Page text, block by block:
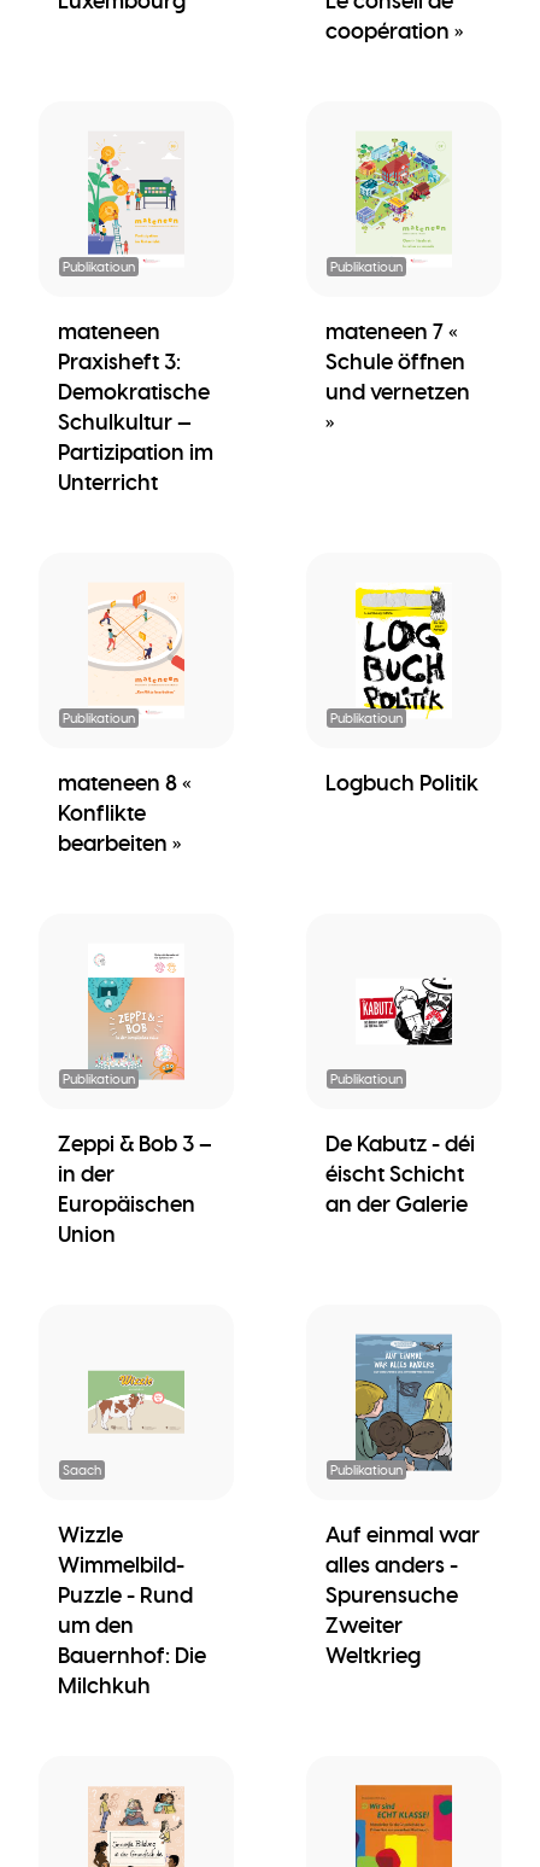
coopération »
Publikatioun
mateneen
Praxisheft 3:
Demokratische
Schulkultur —
Partizipation im
Unterricht
Publikatioun
mateneen 7 «
Schule öffnen
und vernetzen
»
Publikatioun
mateneen 8 «
Konflikte
bearbeiten »
Publikatioun
Logbuch Politik
Publikatioun
Zeppi & Bob 3 –
in der
Europäischen
Union
Publikatioun
De Kabutz - déi
éischt Schicht
an der Galerie
Saach
Wizzle
Wimmelbild-
Puzzle - Rund
um den
Bauernhof: Die
Milchkuh
Publikatioun
Auf einmal war
alles anders -
Spurensuche
Zweiter
Weltkrieg